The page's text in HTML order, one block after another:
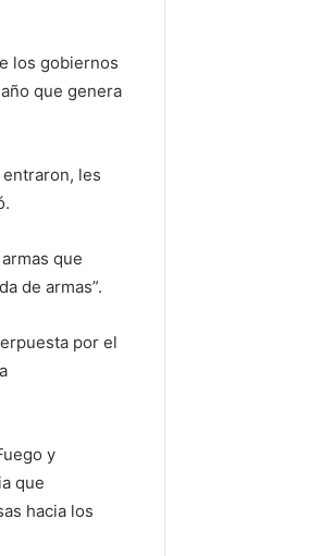
los gobiernos
que genera
les
que
de armas”.
por el
y
que
hacia los